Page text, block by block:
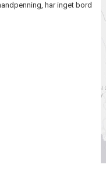
har inget bord